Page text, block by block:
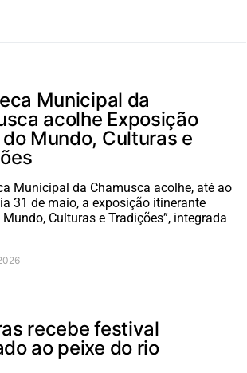
Municipal da
acolhe Exposição
Mundo, Culturas e
Municipal da Chamusca acolhe, até ao
31 de maio, a exposição itinerante
Mundo, Culturas e Tradições”, integrada
recebe festival
ao peixe do rio